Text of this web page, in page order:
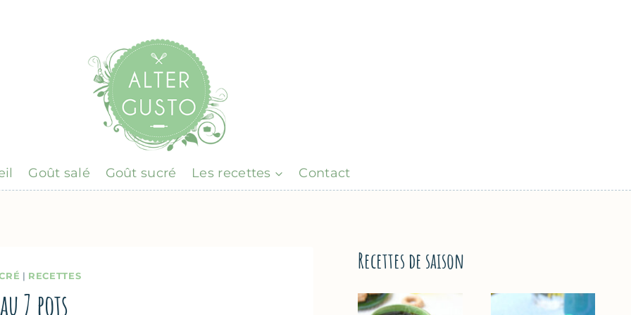
Goût salé Goût sucré Les recettes Contact
| RECETTES
7 pots
Recettes de saison